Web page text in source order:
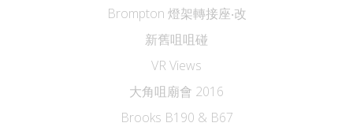
Brompton 燈架轉接座‧改
新舊咀咀碰
VR Views
大角咀廟會 2016
Brooks B190 & B67